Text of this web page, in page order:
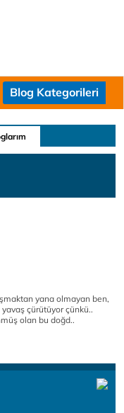
Blog Kategorileri
yana olmayan ben,
çürütüyor çünkü..
olan bu doğd..